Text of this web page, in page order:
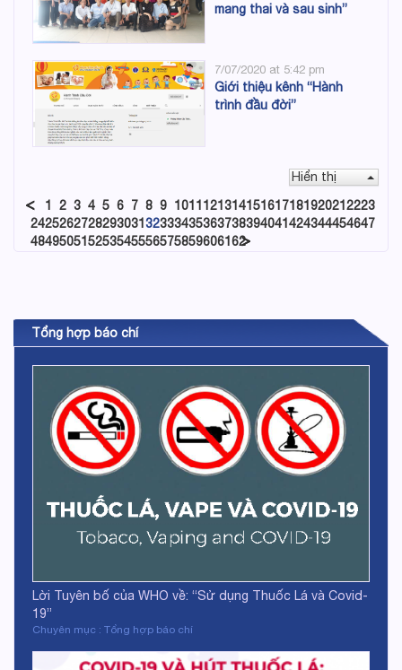
mang thai và sau sinh”
7/07/2020 at 5:42 pm
Giới thiệu kênh “Hành
trình đầu đời”
Hiển thị
1
2 3 4 5 6 7 8 9 1011 12131415161718192021 2223
2425262728293031 32333435363738394041 424344454647
48495051 52535455565758596061 62
Tổng hợp báo chí
Lời Tuyên bố của WHO về: “Sử dụng Thuốc Lá và Covid-
19”
Chuyên mục : Tổng hợp báo chí